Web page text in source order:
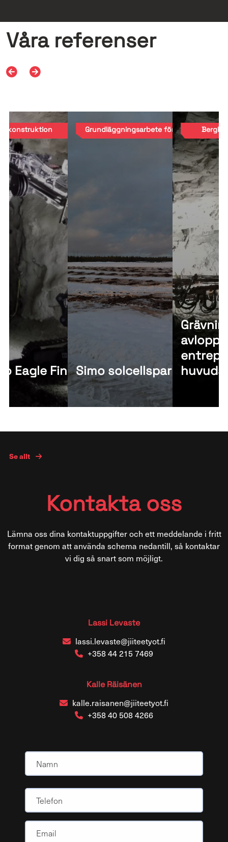
Våra referenser
Eagle Finland Oy
Grundläggningsarbete för solcellsparker
Simo solcellspark
Se allt
Kontakta oss
Lämna oss dina kontaktuppgifter och ett meddelande i fritt
format genom att använda schema nedantill, så kontaktar
vi dig så snart som möjligt.
Lassi Levaste
lassi.levaste@jiiteetyot.fi
+358 44 215 7469
Kalle Räisänen
kalle.raisanen@jiiteetyot.fi
+358 40 508 4266